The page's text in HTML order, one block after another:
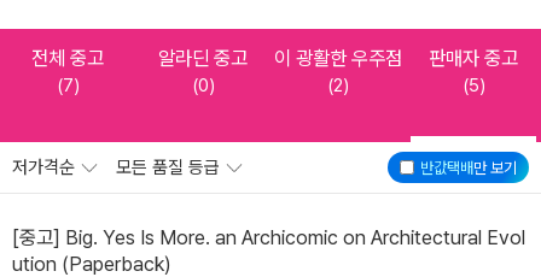
전체 중고
(7)
알라딘 중고
(0)
이 광활한 우주점
(2)
판매자 중고
(5)
반값택배만 보기
저가격순 모든 품질 등급
[중고] Big. Yes Is More. an Archicomic on Architectural Evol
ution (Paperback)